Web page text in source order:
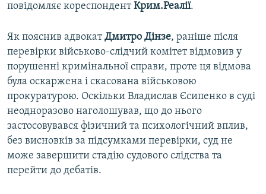
повідомляє кореспондентКрим.Реалії.
Як пояснив адвокатДмитро Дінзе, раніше після
перевірки військово-слідчий комітет відмовив у
порушенні кримінальної справи, проте ця відмова
була оскаржена і скасована військовою
прокуратурою. Оскільки Владислав Єсипенко в суді
неодноразово наголошував, що до нього
застосовувався фізичний та психологічний вплив,
без висновків за підсумками перевірки, суд не
може завершити стадію судового слідства та
перейти до дебатів.